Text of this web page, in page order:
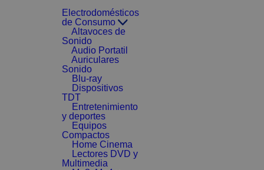
Electrodomésticos
de Consumo
Altavoces de
Sonido
Audio Portatil
Auriculares
Sonido
Blu-ray
Dispositivos
TDT
Entretenimiento
y deportes
Equipos
Compactos
Home Cinema
Lectores DVD y
Multimedia